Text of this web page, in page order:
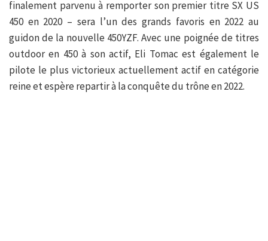
finalement parvenu à remporter son premier titre SX US
450 en 2020 – sera l’un des grands favoris en 2022 au
guidon de la nouvelle 450YZF. Avec une poignée de titres
outdoor en 450 à son actif, Eli Tomac est également le
pilote le plus victorieux actuellement actif en catégorie
reine et espère repartir à la conquête du trône en 2022.